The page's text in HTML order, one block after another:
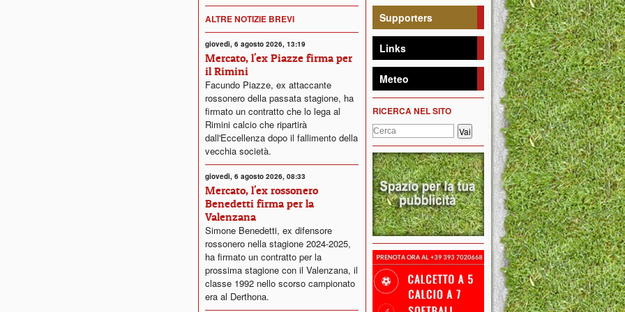
ALTRE NOTIZIE BREVI
giovedì, 6 agosto 2026, 13:19
Mercato, l'ex Piazze firma per
il Rimini
Facundo Piazze, ex attaccante
rossonero della passata stagione, ha
firmato un contratto che lo lega al
Rimini calcio che ripartirà
dall'Eccellenza dopo il fallimento della
vecchia società.
giovedì, 6 agosto 2026, 08:33
Mercato, l'ex rossonero
Benedetti firma per la
Valenzana
Simone Benedetti, ex difensore
rossonero nella stagione 2024-2025,
ha firmato un contratto per la
prossima stagione con il Valenzana, il
classe 1992 nello scorso campionato
era al Derthona.
Supporters
Links
Meteo
RICERCA NEL SITO